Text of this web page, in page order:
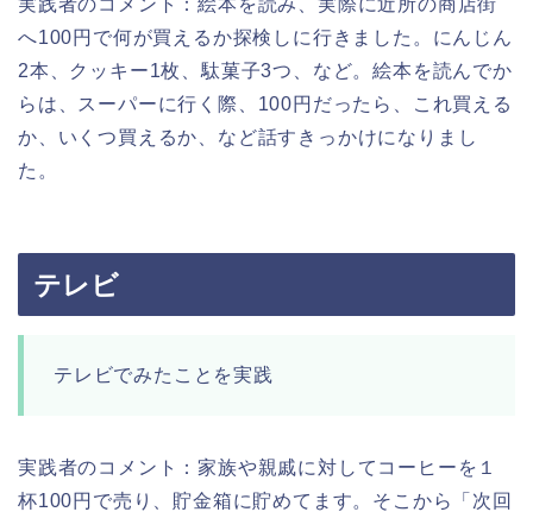
実践者のコメント：絵本を読み、実際に近所の商店街
へ100円で何が買えるか探検しに行きました。にんじん
2本、クッキー1枚、駄菓子3つ、など。絵本を読んでか
らは、スーパーに行く際、100円だったら、これ買える
か、いくつ買えるか、など話すきっかけになりまし
た。
テレビ
テレビでみたことを実践
実践者のコメント：家族や親戚に対してコーヒーを１
杯100円で売り、貯金箱に貯めてます。そこから「次回